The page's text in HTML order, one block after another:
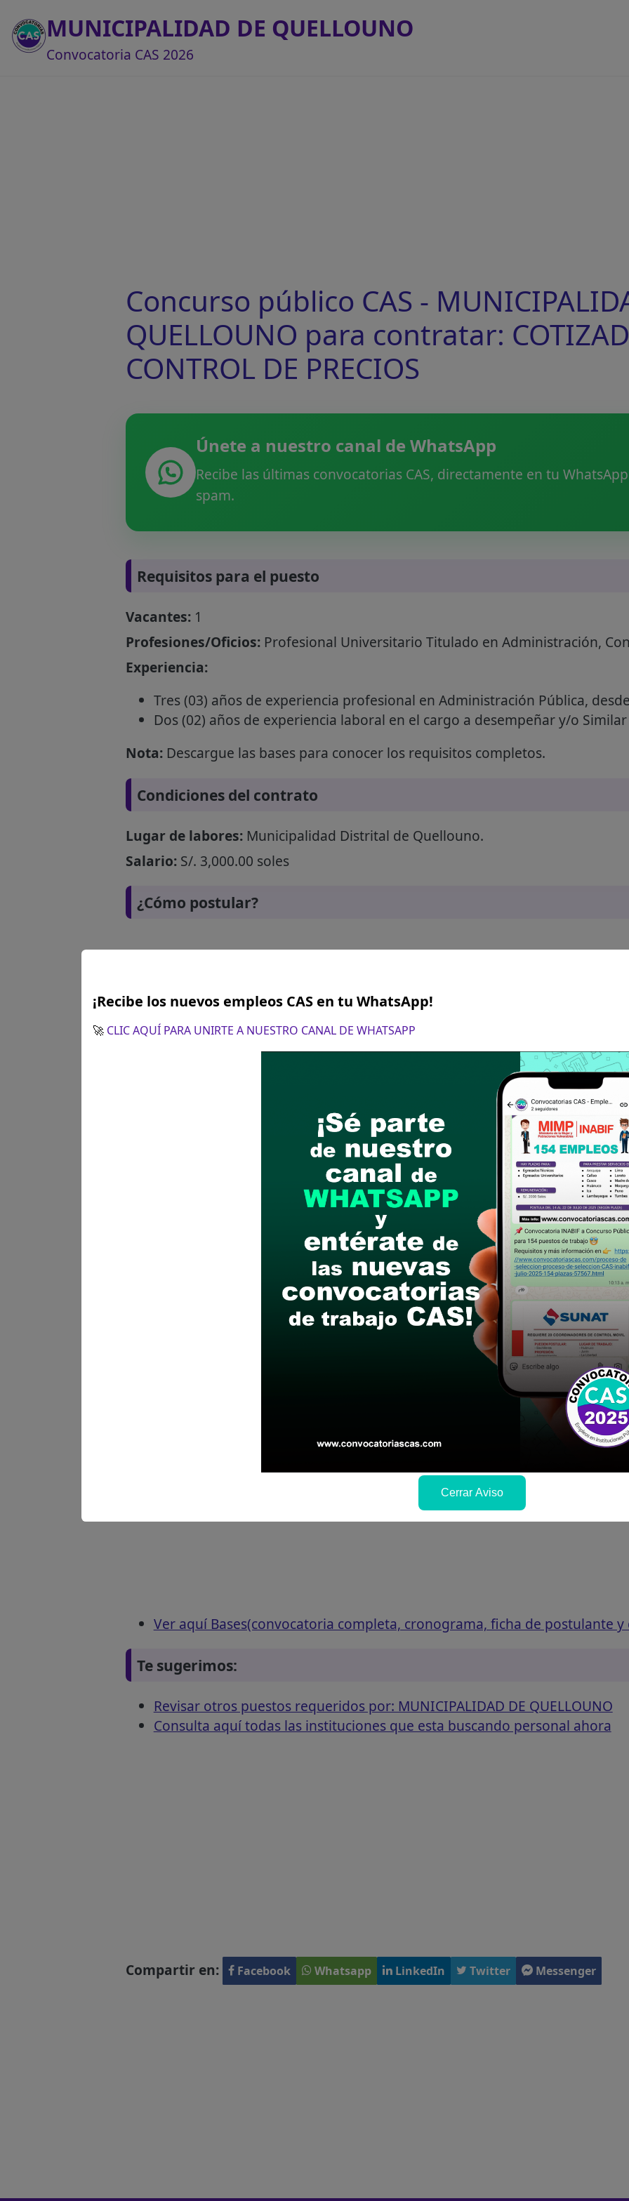
MUNICIPALIDAD DE QUELLOUNO
Convocatoria CAS 2026
Concurso público CAS -
QUELLOUNO para contratar:
CONTROL DE PRECIOS
Únete a nuestro canal de WhatsApp
Recibe las últimas convocatorias CAS, directamente en tu
spam.
Requisitos para el puesto
Vacantes:1
Profesiones/Oficios:Profesional Universitario Titulado en Administración,
Experiencia:
Tres (03) años de experiencia profesional en Administración Pública,
Dos (02) años de experiencia laboral en el cargo a desempeñar y/o Similar
Nota:Descargue las bases para conocer los requisitos completos.
Condiciones del contrato
Lugar de labores:Municipalidad Distrital de Quellouno.
Salario:S/. 3,000.00 soles
¿Cómo postular?
22 de agosto de 2024
Presentación de expedientes a través de MESA DE
Recomendaciones para postular
Descarga y revisa a detalle las bases del concurso público
Antes de postular, verifica si cumples con los requisitos para el puesto
Prepara tu documentación y presentalo en la fechas y por los medios que
Revisar el cronograma para conocer cuando se publicará los resultados
Ver aquí Bases(convocatoria completa, cronograma, ficha de postulante y
Te sugerimos:
Revisar otros puestos requeridos por: MUNICIPALIDAD DE QUELLOUNO
Consulta aquí todas las instituciones que esta buscando personal ahora
Compartir en: Facebook Whatsapp LinkedIn Twitter Messenger
¡Recibe los nuevos empleos CAS en tu WhatsApp!
🚀 CLIC AQUÍ PARA UNIRTE A NUESTRO CANAL DE WHATSAPP
Cerrar Aviso